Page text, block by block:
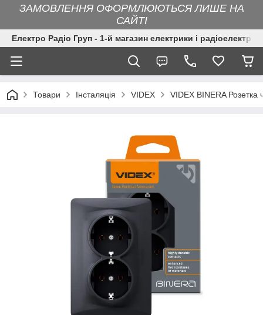
ЗАМОВЛЕННЯ ОФОРМЛЮЮТЬСЯ ЛИШЕ НА
САЙТІ
Електро Радіо Груп - 1-й магазин електрики і
Товари Інсталяція VIDEX VIDEX BINERA Розетка